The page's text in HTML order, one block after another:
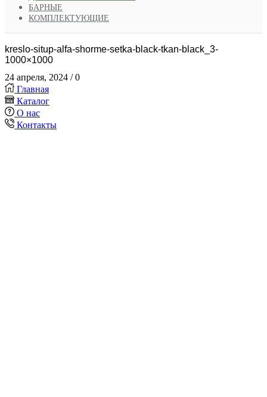
БАРНЫЕ
КОМПЛЕКТУЮЩИЕ
kreslo-situp-alfa-shorme-setka-black-tkan-black_3-
1000×1000
24 апреля, 2024 / 0
Главная
Каталог
О нас
Контакты